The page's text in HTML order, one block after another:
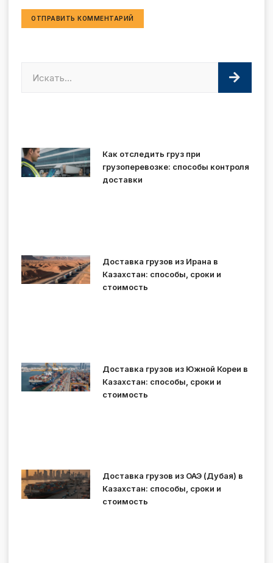
Как отследить груз при
грузоперевозке: способы контроля
доставки
Доставка грузов из Ирана в
Казахстан: способы, сроки и
стоимость
Доставка грузов из Южной Кореи в
Казахстан: способы, сроки и
стоимость
Доставка грузов из ОАЭ (Дубая) в
Казахстан: способы, сроки и
стоимость